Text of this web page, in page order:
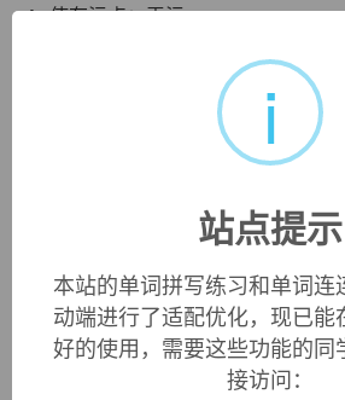
vt.使有污点；弄污
1/ 3
i
站点提示
本站的单词拼写练习和单词连
动端进行了适配优化，现已能
好的使用，需要这些功能的同
接访问：